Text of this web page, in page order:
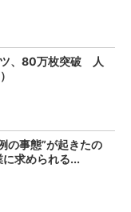
、80万枚突破 人
の事態”が起きたの
求められる...